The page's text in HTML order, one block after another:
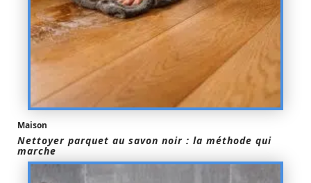
Maison
Nettoyer parquet au savon noir : la méthode qui
marche